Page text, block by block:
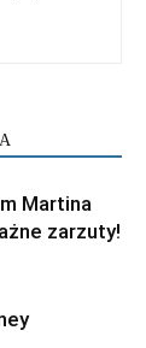
Martina
zarzuty!